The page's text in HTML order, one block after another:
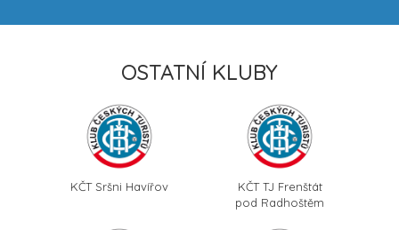
OSTATNÍ KLUBY
KČT Sršni Havířov
KČT TJ Frenštát
pod Radhoštěm